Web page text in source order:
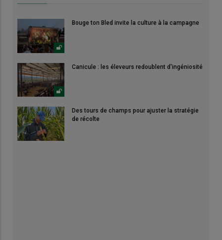
Bouge ton Bled invite la culture à la campagne
Canicule : les éleveurs redoublent d'ingéniosité
Des tours de champs pour ajuster la stratégie
de récolte